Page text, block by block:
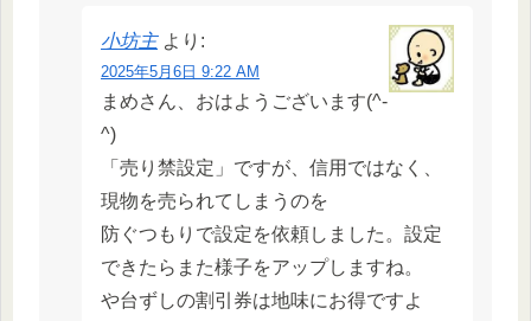
小坊主 より:
2025年5月6日 9:22 AM
まめさん、おはようございます(^-
^)
「売り禁設定」ですが、信用ではなく、
現物を売られてしまうのを
防ぐつもりで設定を依頼しました。設定
できたらまた様子をアップしますね。
や台ずしの割引券は地味にお得ですよ